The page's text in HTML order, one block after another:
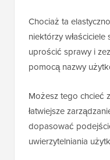
Chociaż ta
niektórzy
uprościć sprawy i
pomocą nazwy
Możesz tego chcieć
łatwiejsze
dopasować
uwierzytelniania